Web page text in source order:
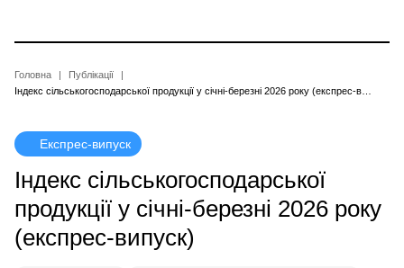
основного
Рядок
Головна
Публікації
Експрес-випуск
Індекс сільськогосподарської
продукції у січні-березні 2026 року
(експрес-випуск)